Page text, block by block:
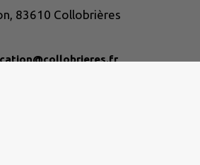
83610 Collobrières